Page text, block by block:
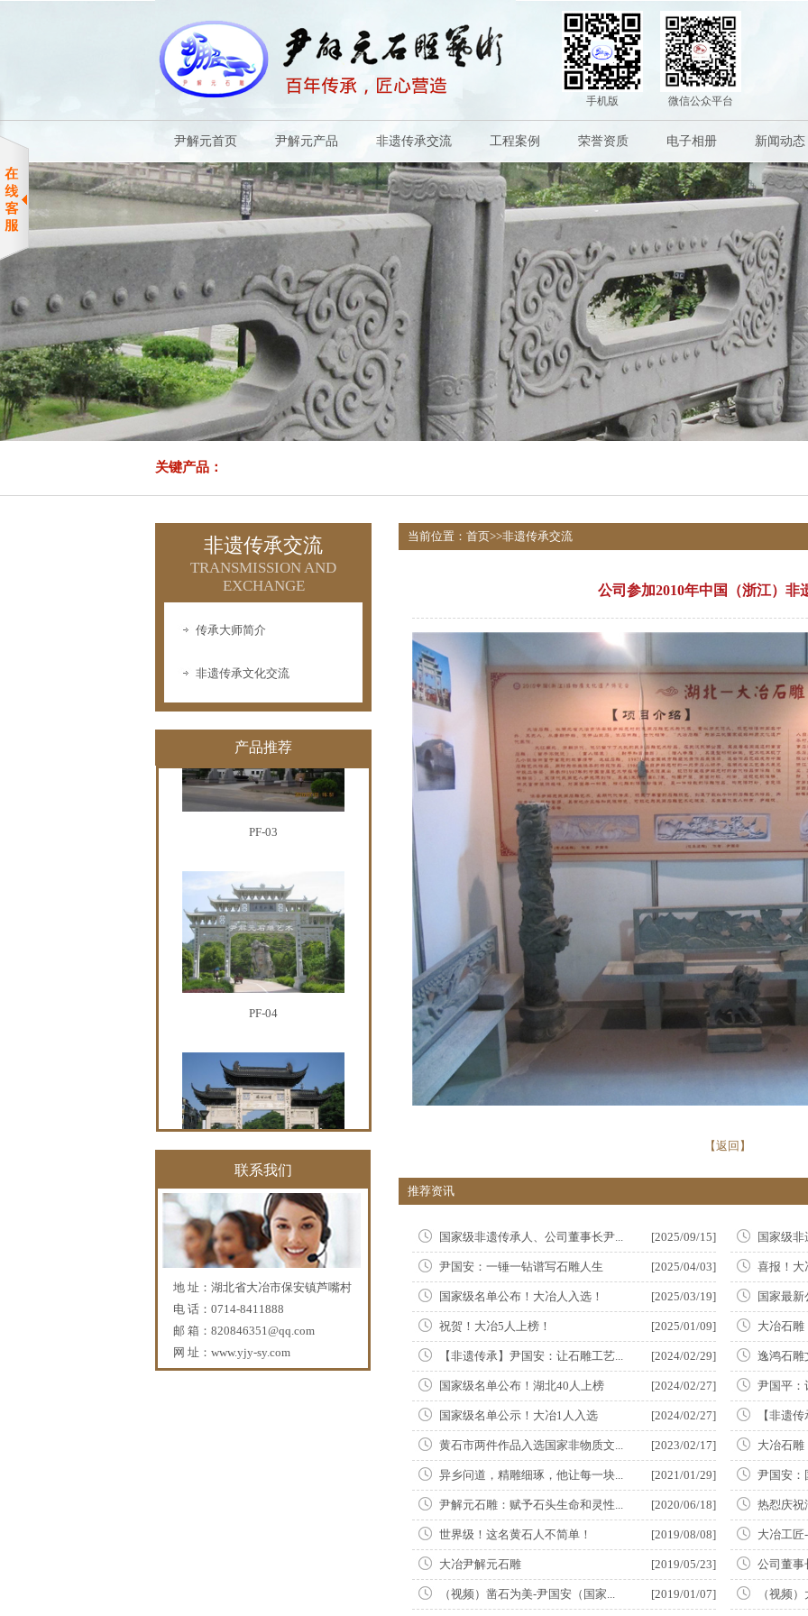
手机版 微信公众平台
尹解元首页 尹解元产品 非遗传承交流 工程案例 荣誉资质 电子相册 新闻动态
关键产品：
非遗传承交流
TRANSMISSION AND
EXCHANGE
传承大师简介
非遗传承文化交流
产品推荐
PF-01
PF-03
PF-04
联系我们
地 址：湖北省大冶市保安镇芦嘴村
电 话：0714-8411888
邮 箱： 820846351@qq.com
网 址： www.yjy-sy.com
当前位置： 首页>>非遗传承交流
公司参加2010年中国（浙江）非
【返回】
推荐资讯
国家级非遗传承人、公司董事长尹... [2025/09/15] 国家级
尹国安：一锤一钻谱写石雕人生 [2025/04/03] 喜报！大
国家级名单公布！大冶人入选！ [2025/03/19] 国家最
祝贺！大冶5人上榜！ [2025/01/09] 大冶石雕
【非遗传承】尹国安：让石雕工艺... [2024/02/29] 逸鸿石雕
国家级名单公布！湖北40人上榜 [2024/02/27] 尹国平：
国家级名单公示！大冶1人入选 [2024/02/27] 【非遗
黄石市两件作品入选国家非物质文... [2023/02/17] 大冶石雕
异乡问道，精雕细琢，他让每一块... [2021/01/29] 尹国安：
尹解元石雕：赋予石头生命和灵性... [2020/06/18] 热㤠庆祝
世界级！这名黄石人不简单！ [2019/08/08] 大冶工匠
大冶尹解元石雕 [2019/05/23] 公司董事
（视频）凿石为美-尹国安（国家... [2019/01/07] （视频